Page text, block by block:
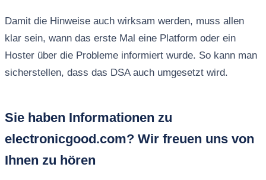
Damit die Hinweise auch wirksam werden, muss allen
klar sein, wann das erste Mal eine Platform oder ein
Hoster über die Probleme informiert wurde. So kann man
sicherstellen, dass das DSA auch umgesetzt wird.
Sie haben Informationen zu
electronicgood.com? Wir freuen uns von
Ihnen zu hören